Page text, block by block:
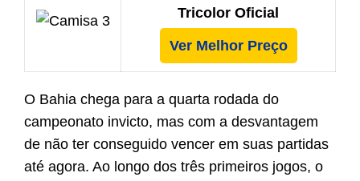
Tricolor Oficial
Ver Melhor Preço
O Bahia chega para a quarta rodada do
campeonato invicto, mas com a desvantagem
de não ter conseguido vencer em suas partidas
até agora. Ao longo dos três primeiros jogos, o